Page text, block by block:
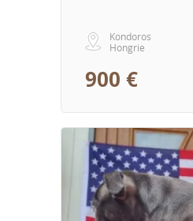
Kondoros
Hongrie
900 €